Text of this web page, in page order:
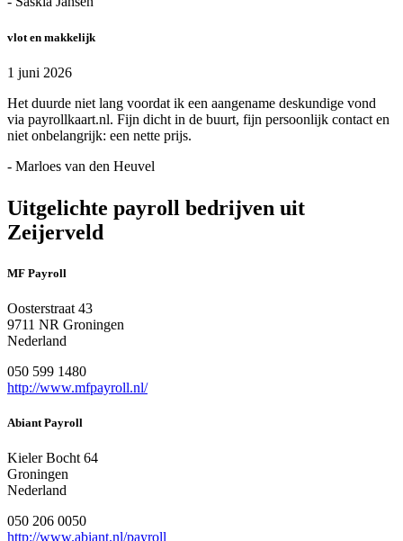
vlot en makkelijk
1 juni 2026
Het duurde niet lang voordat ik een aangename deskundige vond
via payrollkaart.nl. Fijn dicht in de buurt, fijn persoonlijk contact en
niet onbelangrijk: een nette prijs.
- Marloes van den Heuvel
Uitgelichte payroll bedrijven uit
Zeijerveld
MF Payroll
Oosterstraat 43
9711 NR Groningen
Nederland
050 599 1480
http://www.mfpayroll.nl/
Abiant Payroll
Kieler Bocht 64
Groningen
Nederland
050 206 0050
http://www.abiant.nl/payroll